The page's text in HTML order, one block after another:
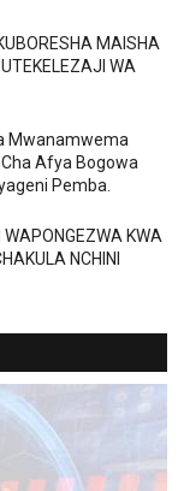
MAISHA
WA
Mwanamwema
Afya Bogowa
Pemba.
KWA
NCHINI